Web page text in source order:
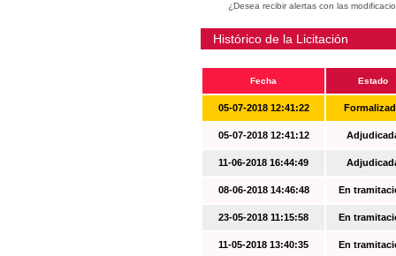
¿Desea recibir alertas con las
Histórico de la Licitación
Fecha Estado
05-07-2018 12:41:22
05-07-2018 12:41:12
11-06-2018 16:44:49
08-06-2018 14:46:48 En
23-05-2018 11:15:58 En
11-05-2018 13:40:35 En